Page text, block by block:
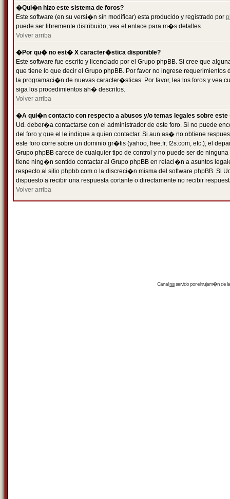
�Qui�n hizo este sistema de foros?
Este software (en su versi�n sin modificar) esta producido y registrado por
puede ser libremente distribuido; vea el enlace para m�s detalles.
Volver arriba
�Por qu� no est� X caracter�stica disponible?
Este software fue escrito y licenciado por el Grupo phpBB. Si cree que
que tiene lo que decir el Grupo phpBB. Por favor no ingrese
la programaci�n de nuevas caracter�sticas. Por favor, lea los foros y vea
siga los procedimientos ah� descritos.
Volver arriba
�A qui�n contacto con respecto a abusos y/o temas legales sobre este
Ud. deber�a contactarse con el administrador de este foro. Si no puede
del foro y que el le indique a quien contactar. Si aun as� no obtiene
este foro corre sobre un dominio gr�tis (yahoo, free.fr, f2s.com, etc.), el
Grupo phpBB carece de cualquier tipo de control y no puede ser de
tiene ning�n sentido contactar al Grupo phpBB en relaci�n a asuntos
respecto al sitio phpbb.com o la discreci�n misma del software phpBB. Si
dispuesto a recibir una respuesta cortante o directamente no recibir
Volver arriba
Canalrssservido por eltrujam�nde